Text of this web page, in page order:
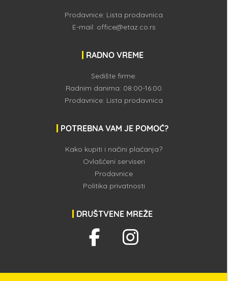
Prodavnice: Lista prodavnica
E-mail: office@etaz.co.rs
RADNO VREME
Sedište firme:
Radnim danima: 08:00-16:00
Prodavnice: Lista prodavnica
POTREBNA VAM JE POMOĆ?
Kako kupiti i načini plaćanja?
Ovlašćeni serviseri
Prodavnice
Politika privatnosti
DRUŠTVENE MREŽE